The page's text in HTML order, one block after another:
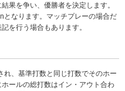
果を争い、優勝者を決定します。
となります。マッチプレーの場合だ
を行う場合もあります。
れ、基準打数と同じ打数でそのホー
ールの総打数はイン・アウト合わ